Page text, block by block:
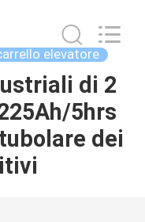
elevatore
di 2
5hrs
dei